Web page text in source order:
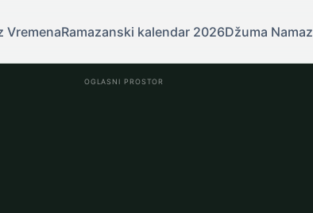
VremenaRamazanski kalendar 2026Džuma Namaz
OGLASNI PROSTOR